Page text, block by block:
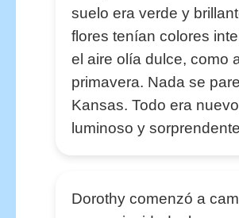
suelo era verde y
flores tenían colores
el aire olía dulce, como
primavera. Nada se
Kansas. Todo era
luminoso y
Dorothy comenzó a